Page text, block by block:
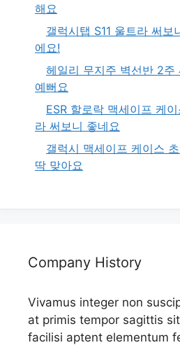
해요
갤럭시탭 S11 울트라 써보
에요!
헤일리 무지주 벽선반 2주
예뻐요
ESR 할로락 맥세이프 케
라 써보니 좋네요
갤럭시 맥세이프 케이스
딱 맞아요
Company History
Vivamus integer non
at primis tempor sagittis
facilisi aptent elementum